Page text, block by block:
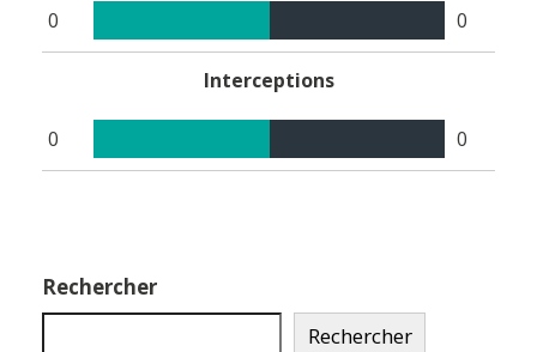
0 0
Interceptions
0 0
Rechercher
Rechercher